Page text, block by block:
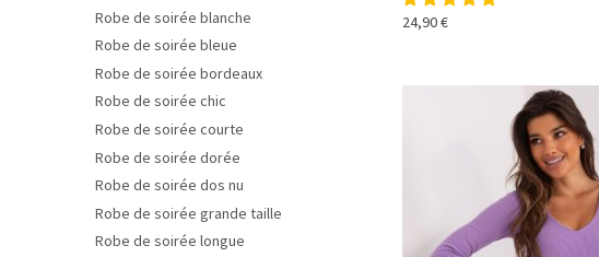
24,90€
Robe de soirée blanche
Robe de soirée bleue
Robe de soirée bordeaux
Robe de soirée chic
Robe de soirée courte
Robe de soirée dorée
Robe de soirée dos nu
Robe de soirée grande taille
Robe de soirée longue